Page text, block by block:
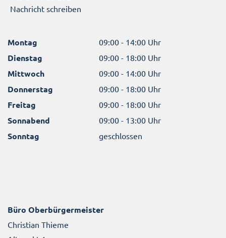
Nachricht schreiben
Montag 09:00 - 14:00 Uhr
Dienstag 09:00 - 18:00 Uhr
Mittwoch 09:00 - 14:00 Uhr
Donnerstag 09:00 - 18:00 Uhr
Freitag 09:00 - 18:00 Uhr
Sonnabend 09:00 - 13:00 Uhr
Sonntag geschlossen
Büro Oberbürgermeister
Christian Thieme